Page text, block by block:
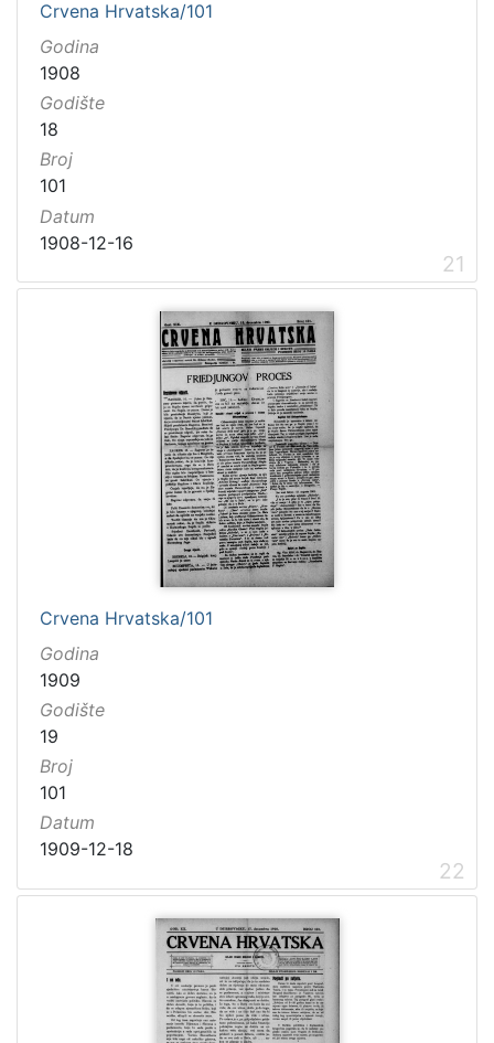
Crvena Hrvatska/101
Godina
1908
Godište
18
Broj
101
Datum
1908-12-16
21
Crvena Hrvatska/101
Godina
1909
Godište
19
Broj
101
Datum
1909-12-18
22